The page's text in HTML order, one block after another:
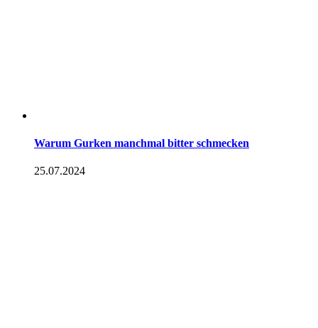
Warum Gurken manchmal bitter schmecken
25.07.2024